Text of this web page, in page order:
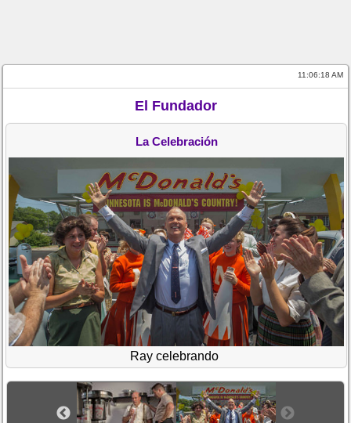
11:06:18 AM
El Fundador
La Celebración
Ray celebrando